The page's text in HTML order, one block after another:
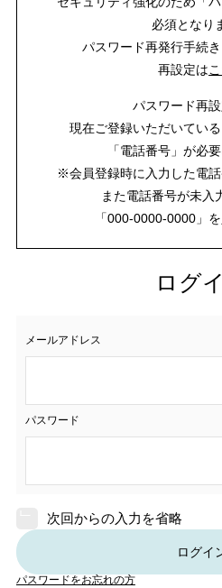
必須となり
パスワード再発行手続き
再設定は
パスワード再設
現在ご登録いただいている
「電話番号」が必
※会員登録時に入力した電話
また電話番号が未入
「000-0000-0000」
ログ
メールアドレス
パスワード
次回からの入力を省略
ログイ
パスワードをお忘れの方